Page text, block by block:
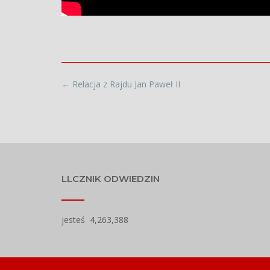
← Relacja z Rajdu Jan Paweł II
LLCZNIK ODWIEDZIN
jesteś 4,263,388